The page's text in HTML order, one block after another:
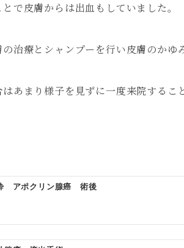
で皮膚からは出血もしていました。
治療とシャンプーを行い皮膚のかゆ
あまり様子を見ずに一度来院するこ
アポクリン腺癌 術後